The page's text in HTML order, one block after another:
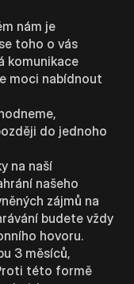
nám je
toho o vás
komunikace
moci nabídnout
do jednoho
na naší
našeho
zájmů na
budete vždy
hovoru.
3 měsíců,
této formě